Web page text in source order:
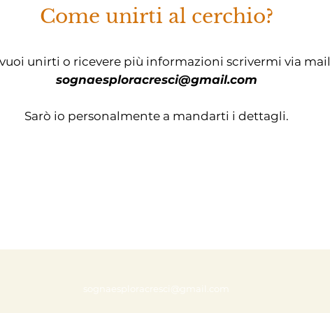
Come unirti al cerchio?
unirti o ricevere più informazioni scrivermi via mail
sognaesploracresci@gmail.com
Sarò io personalmente a mandarti i dettagli.